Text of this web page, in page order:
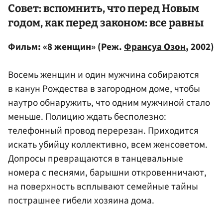
Совет: вспомнить, что перед Новым
годом, как перед законом: все равны
Фильм: «8 женщин» (Реж.Франсуа Озон, 2002)
Восемь женщин и один мужчина собираются
в канун Рождества в загородном доме, чтобы
наутро обнаружить, что одним мужчиной стало
меньше. Полицию ждать бесполезно:
телефонный провод перерезан. Приходится
искать убийцу коллективно, всем женсоветом.
Допросы превращаются в танцевальные
номера с песнями, барышни откровенничают,
на поверхность всплывают семейные тайны
пострашнее гибели хозяина дома.